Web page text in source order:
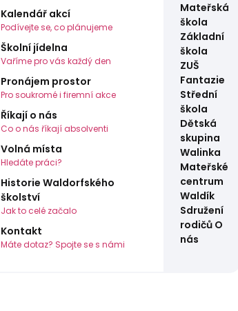
Kalendář akcí
Podívejte se, co plánujeme
Školní jídelna
Vaříme pro vás každý den
Pronájem prostor
Pro soukromé i firemní akce
Říkají o nás
Co o nás říkají absolventi
Volná místa
Hledáte práci?
Historie Waldorfského
školství
Jak to celé začalo
Kontakt
Máte dotaz? Spojte se s námi
Mateřská
škola
Základní
škola
ZUŠ
Fantazie
Střední
škola
Dětská
skupina
Walinka
Mateřské
centrum
Waldík
Sdružení
rodičů O
nás